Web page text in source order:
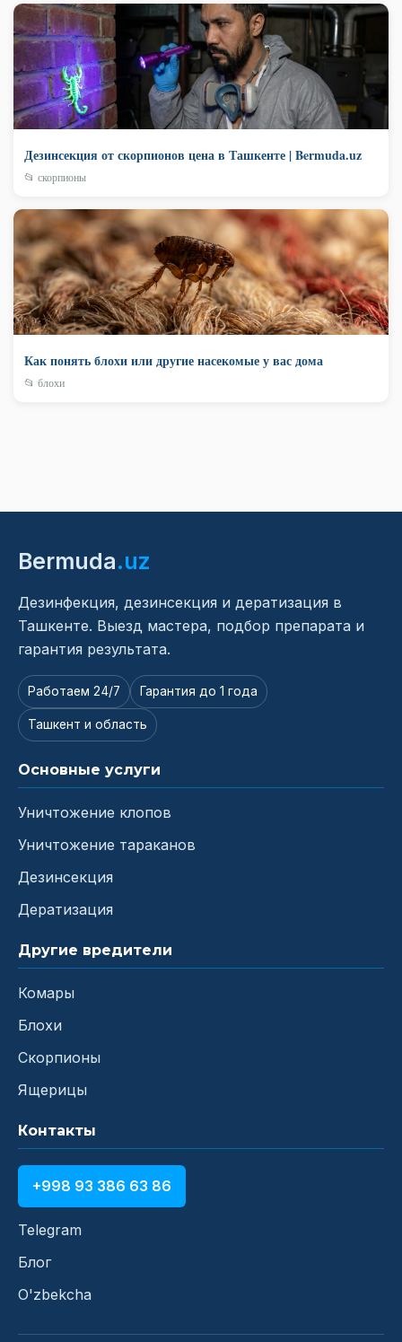
Дезинсекция от скорпионов цена в Ташкенте | Bermuda.uz
📂 скорпионы
Как понять блохи или другие насекомые у вас дома
📂 блохи
Bermuda.uz
Дезинфекция, дезинсекция и дератизация в
Ташкенте. Выезд мастера, подбор препарата и
гарантия результата.
Работаем 24/7 Гарантия до 1 года
Ташкент и область
Основные услуги
Уничтожение клопов
Уничтожение тараканов
Дезинсекция
Дератизация
Другие вредители
Комары
Блохи
Скорпионы
Ящерицы
Контакты
+998 93 386 63 86
Telegram
Блог
O'zbekcha